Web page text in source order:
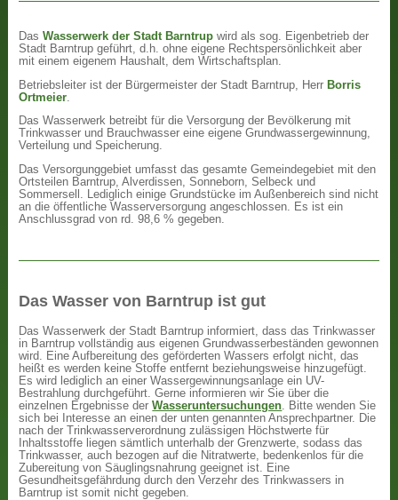
DasWasserwerk der Stadt Barntrup wird als sog. Eigenbetrieb der
Stadt Barntrup geführt, d.h. ohne eigene Rechtspersönlichkeit aber
mit einem eigenem Haushalt, dem Wirtschaftsplan.
Betriebsleiter ist der Bürgermeister der Stadt Barntrup, Herr Borris
Ortmeier
Das Wasserwerk betreibt für die Versorgung der Bevölkerung mit
Trinkwasser und Brauchwasser eine eigene Grundwassergewinnung,
Verteilung und Speicherung.
Das Versorgunggebiet umfasst das gesamte Gemeindegebiet mit den
Ortsteilen Barntrup, Alverdissen, Sonneborn, Selbeck und
Sommersell. Lediglich einige Grundstücke im Außenbereich sind nicht
an die öffentliche Wasserversorgung angeschlossen. Es ist ein
Anschlussgrad von rd. 98,6 % gegeben.
Das Wasser von Barntrup ist gut
Das Wasserwerk der Stadt Barntrup informiert, dass das Trinkwasser
in Barntrup vollständig aus eigenen Grundwasserbeständen gewonnen
wird. Eine Aufbereitung des geförderten Wassers erfolgt nicht, das
heißt es werden keine Stoffe entfernt beziehungsweise hinzugefügt.
Es wird lediglich an einer Wassergewinnungsanlage ein UV-
Bestrahlung durchgeführt. Gerne informieren wir Sie über die
einzelnen Ergebnisse derWasseruntersuchungen . Bitte wenden Sie
sich bei Interesse an einen der unten genannten Ansprechpartner. Die
nach der Trinkwasserverordnung zulässigen Höchstwerte für
Inhaltsstoffe liegen sämtlich unterhalb der Grenzwerte, sodass das
Trinkwasser, auch bezogen auf die Nitratwerte, bedenkenlos für die
Zubereitung von Säuglingsnahrung geeignet ist. Eine
Gesundheitsgefährdung durch den Verzehr des Trinkwassers in
Barntrup ist somit nicht gegeben.